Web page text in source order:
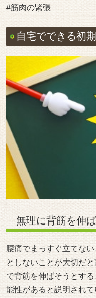
#筋肉の緊張
自宅でできる初
無理に背筋を伸
腰痛でまっすぐ立てな
としないことが大切だ
で背筋を伸ばそうとす
能性があると説明され